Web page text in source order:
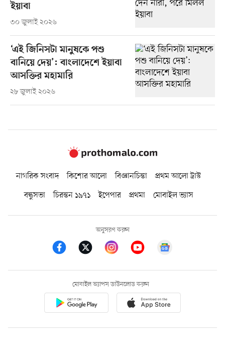
ইয়াবা
৩০ জুলাই ২০২৬
‘এই জিনিসটা মানুষকে পশু
বানিয়ে দেয়’: বাংলাদেশে ইয়াবা
আসক্তির মহামারি
২৮ জুলাই ২০২৬
নাগরিক সংবাদ কিশোর আলো বিজ্ঞানচিন্তা
প্রথম আলো ট্রাস্ট
বন্ধুসভা
চিরন্তন ১৯৭১ ইপেপার প্রথমা মোবাইল ভ্যাস
অনুসরণ করুন
মোবাইল অ্যাপস ডাউনলোড করুন